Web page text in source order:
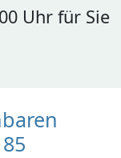
Uhr für Sie